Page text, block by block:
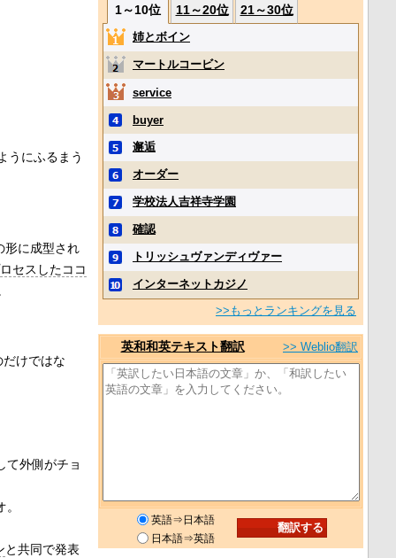
うにふるまう
形に成型され
セスしたココ
けではな
て外側がチョ
と共同で発表
1～10位
11～20位 21～30位
姉とボイン
マートルコービン
service
buyer
邂逅
オーダー
学校法人吉祥寺学園
確認
トリッシュヴァンディヴァー
インターネットカジノ
>>もっとランキングを見る
英和和英テキスト翻訳 >> Weblio翻訳
英語⇒日本語
日本語⇒英語